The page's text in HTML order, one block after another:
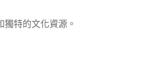
特的文化資源。